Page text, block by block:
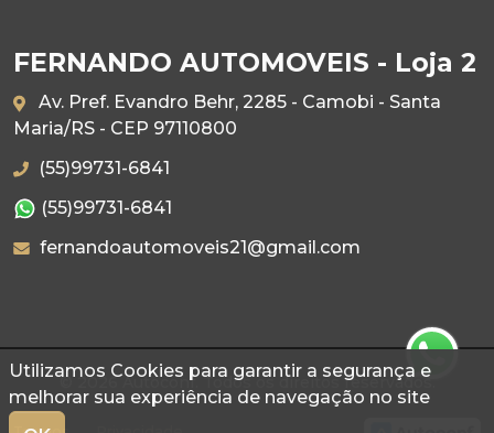
Utilizamos Cookies para garantir a segurança e
melhorar sua experiência de navegação no site
FERNANDO AUTOMOVEIS - Loja 2
Av. Pref. Evandro Behr, 2285 - Camobi - Santa
Maria/RS - CEP 97110800
(55)99731-6841
(55)99731-6841
fernandoautomoveis21@gmail.com
© 2026 Autoconf. Todos os direitos reservados.